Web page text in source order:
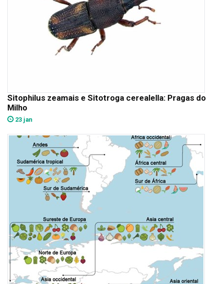
Sitophilus zeamais e Sitotroga cerealella: Pragas do
Milho
23 jan